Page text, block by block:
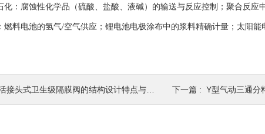
腐蚀性化学品（硫酸、盐酸、液碱）的输送与反应控制；聚合反应
电池的氢气/空气供应；锂电池电极涂布中的浆料精确计量；太阳能
接头式卫生级隔膜阀的结构设计特点与维护要点 下一篇 : Y型气动三通分料